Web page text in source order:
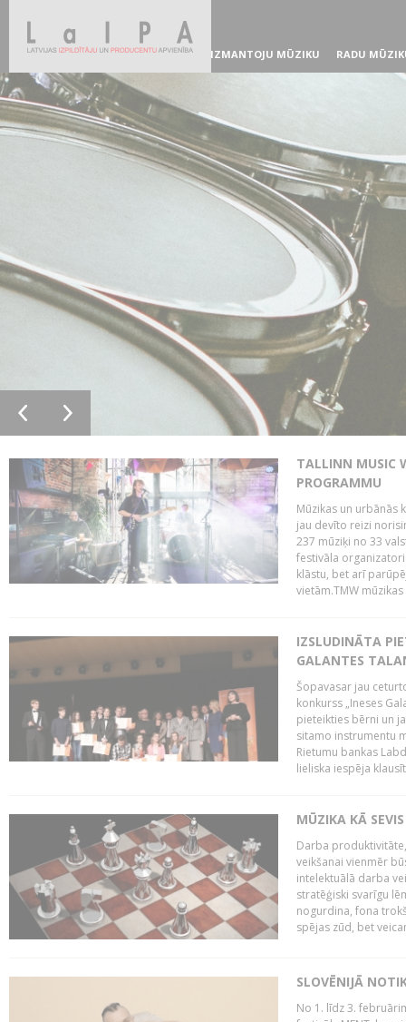
IZMANTOJU MŪZIKU RADU
TALLINN MUSIC
PROGRAMMU
Mūzikas un urbānās
jau devīto reizi
237 mūziķi no 33
festivāla
klāstu, bet arī
vietām.TMW
IZSLUDINĀTA
GALANTES
Šopavasar jau
konkurss „Ineses
pieteikties bērni un
sitamo instrumentu
Rietumu bankas
lieliska iespēja
MŪZIKA KĀ
Darba
veikšanai vienmēr
intelektuālā darba
stratēģiski svarīgu
nogurdina, fona
spējas zūd, bet
SLOVĒNIJĀ
No 1. līdz 3.